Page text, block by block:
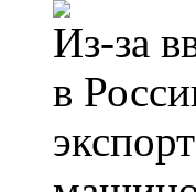
Из-за
в